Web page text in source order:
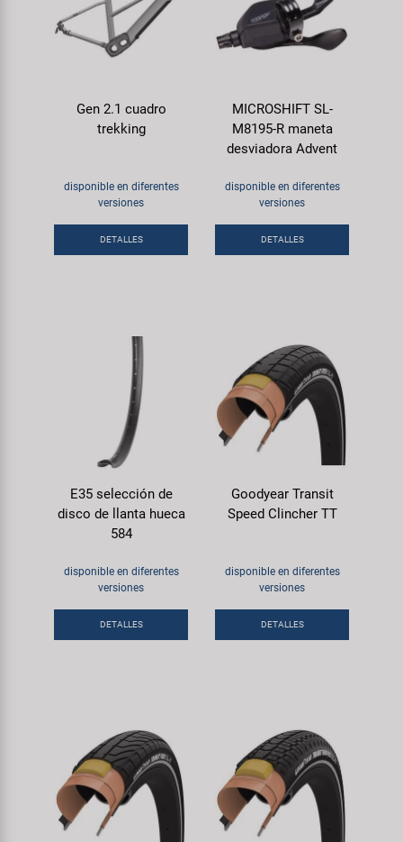
Gen 2.1 cuadro
trekking
disponible en diferentes
versiones
DETALLES
MICROSHIFT SL-
M8195-R maneta
desviadora Advent
disponible en diferentes
versiones
DETALLES
E35 selección de
disco de llanta hueca
584
disponible en diferentes
versiones
DETALLES
Goodyear Transit
Speed Clincher TT
disponible en diferentes
versiones
DETALLES